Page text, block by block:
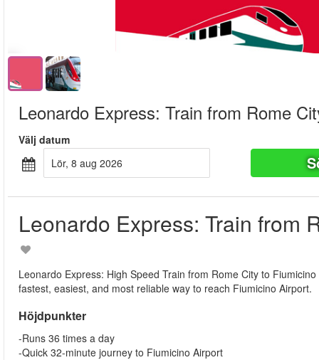
Leonardo Express: Train from Rome
Välj datum
lör, 8 aug 2026
Leonardo Express: Train from
Leonardo Express: High Speed Train from Rome City to
fastest, easiest, and most reliable way to reach Fiumicino Airport.
Höjdpunkter
-Runs 36 times a day
-Quick 32-minute journey to Fiumicino Airport